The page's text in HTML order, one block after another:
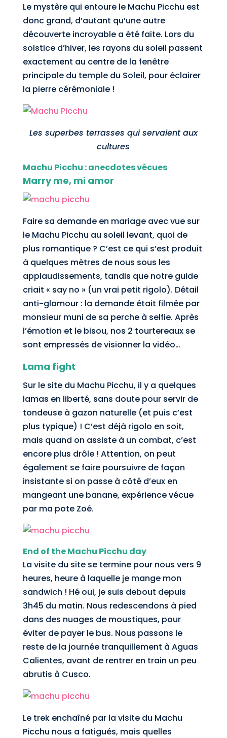
Le mystère qui entoure le Machu Picchu est
donc grand, d’autant qu’une autre
découverte incroyable a été faite. Lors du
solstice d’hiver, les rayons du soleil passent
exactement au centre de la fenêtre
principale du temple du Soleil, pour éclairer
la pierre cérémoniale !
Les superbes terrasses qui servaient aux
cultures
Machu Picchu : anecdotes vécues
Marry me, mi amor
Faire sa demande en mariage avec vue sur
le Machu Picchu au soleil levant, quoi de
plus romantique ? C’est ce qui s’est produit
à quelques mètres de nous sous les
applaudissements, tandis que notre guide
criait « say no » (un vrai petit rigolo). Détail
anti-glamour : la demande était filmée par
monsieur muni de sa perche à selfie. Après
l’émotion et le bisou, nos 2 tourtereaux se
sont empressés de visionner la vidéo…
Lama fight
Sur le site du Machu Picchu, il y a quelques
lamas en liberté, sans doute pour servir de
tondeuse à gazon naturelle (et puis c’est
plus typique) ! C’est déjà rigolo en soit,
mais quand on assiste à un combat, c’est
encore plus drôle ! Attention, on peut
également se faire poursuivre de façon
insistante si on passe à côté d’eux en
mangeant une banane, expérience vécue
par ma pote Zoé.
End of the Machu Picchu day
La visite du site se termine pour nous vers 9
heures, heure à laquelle je mange mon
sandwich ! Hé oui, je suis debout depuis
3h45 du matin. Nous redescendons à pied
dans des nuages de moustiques, pour
éviter de payer le bus. Nous passons le
reste de la journée tranquillement à Aguas
Calientes, avant de rentrer en train un peu
abrutis à Cusco.
Le trek enchaîné par la visite du Machu
Picchu nous a fatigués, mais quelles